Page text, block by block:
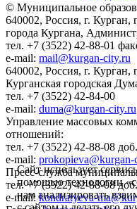
© Муниципальное
640002, Россия, г.
города Кургана,
тел. +7 (3522) 42-88-01
e-mail: mail@kurgan-city.ru
640002, Россия, г.
Курганская городская
тел. +7 (3522) 42-84-00
e-mail: duma@kurgan-city.ru
Управление массовых
отношений:
тел. +7 (3522) 42-88-08
e-mail: prokopieva@kurgan-
Пресс-служба
тел. +7 (3522) 42-88-08
e-mail:kondratyeva-
Сайт использует
помощью технологии
нам анализировать